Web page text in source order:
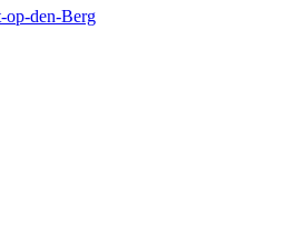
op-den-Berg